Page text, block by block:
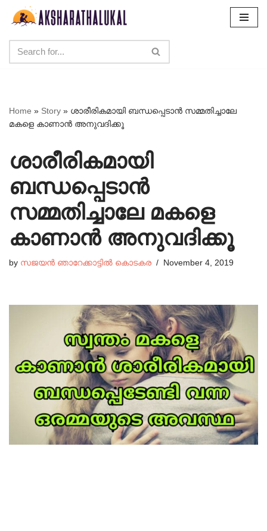
content
Home » Story » ശാരീരികമായി ബന്ധപ്പെടാൻ സമ്മതിച്ചാലേ
മകളെ കാണാൻ അനുവദിക്കൂ
ശാരീരികമായി
ബന്ധപ്പെടാൻ
സമ്മതിച്ചാലേ മകളെ
കാണാൻ അനുവദിക്കൂ
by സജയൻ ഞാറേക്കാട്ടിൽ കൊടകര November 4, 2019